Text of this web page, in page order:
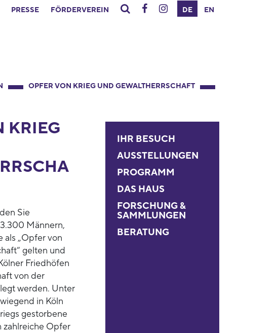
PRESSE FÖRDERVEREIN DE EN
OPFER VON KRIEG UND GEWALTHERRSCHAFT
KRIEG
Sie
Männern,
als „Opfer von
gelten und
Friedhöfen
von der
werden. Unter
in Köln
gestorbene
zahlreiche Opfer
IHR BESUCH
AUSSTELLUNGEN
PROGRAMM
DAS HAUS
FORSCHUNG &
SAMMLUNGEN
BERATUNG